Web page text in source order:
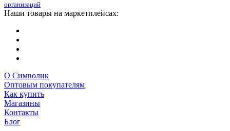
организаций
Наши товары на маркетплейсах:
О Символик
Оптовым покупателям
Как купить
Магазины
Контакты
Блог